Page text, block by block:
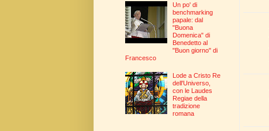
Un po' di
benchmarking
papale: dal
"Buona
Domenica" di
Benedetto al
"Buon giorno" di
Francesco
Lode a Cristo Re
dell'Universo,
con le Laudes
Regiae della
tradizione
romana